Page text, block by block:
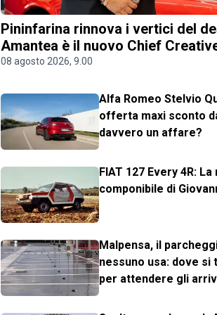
Pininfarina rinnova i vertici del
Amantea è il nuovo Chief
08 agosto 2026, 9.00
Alfa Romeo Stelvio
offerta maxi sconto
davvero un affare?
FIAT 127 Every 4R:
componibile di
Malpensa, il
nessuno usa: dove
per attendere gli